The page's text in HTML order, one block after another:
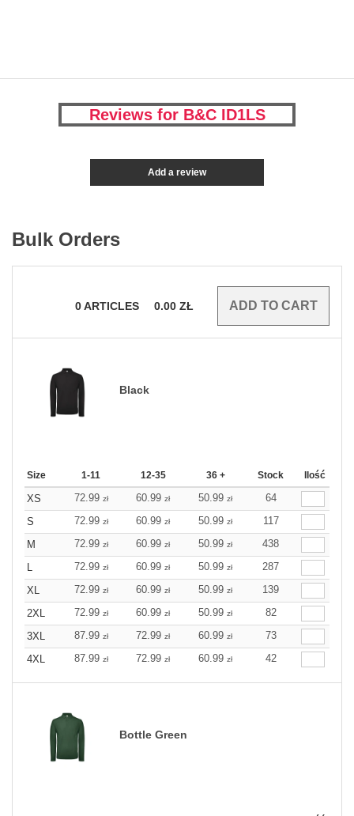
Reviews for B&C ID1LS
Add a review
Bulk Orders
0ARTICLES 0.00 ZŁ
Black
Size 1-11 12-35 36 + Stock Ilość
XS 72.99 zł 60.99 zł 50.99 zł
64
S
72.99 zł 60.99 zł 50.99 zł
117
M
72.99 zł 60.99 zł 50.99 zł
438
L
72.99 zł 60.99 zł 50.99 zł
287
XL
72.99 zł 60.99 zł 50.99 zł
139
2XL
72.99 zł 60.99 zł 50.99 zł
82
3XL
87.99 zł 72.99 zł 60.99 zł
73
4XL
87.99 zł 72.99 zł 60.99 zł 42
Bottle Green